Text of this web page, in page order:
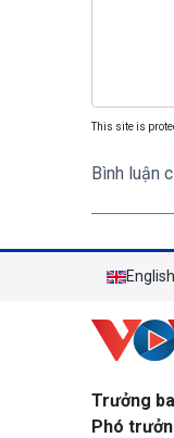
This site is
Bình luận
English
Trưởng
Phó